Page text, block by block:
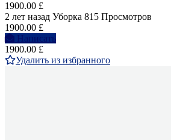
1900.00 £
2 лет назад Уборка 815 Просмотров
1900.00 £
Написать
1900.00 £
Удалить из избранного